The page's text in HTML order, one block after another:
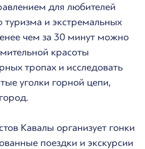
для любителей
туризма и экстремальных
чем за 30 минут можно
красоты
тропах и исследовать
уголки горной цепи,
Кавалы организует гонки
поездки и экскурсии